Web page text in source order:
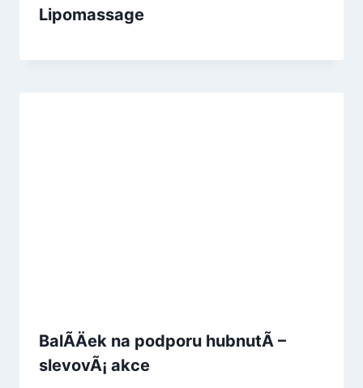
Lipomassage
BalÃ­Äek na podporu hubnutÃ­ –
slevovÃ¡ akce